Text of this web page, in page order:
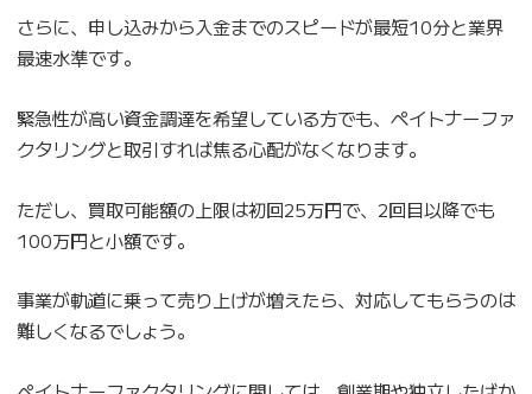
さらに、申し込みから入金までのスピードが最短10分と業界
最速水準です。
緊急性が高い資金調達を希望している方でも、ペイトナーファ
クタリングと取引すれば焦る心配がなくなります。
ただし、買取可能額の上限は初回25万円で、2回目以降でも
100万円と小額です。
事業が軌道に乗って売り上げが増えたら、対応してもらうのは
難しくなるでしょう。